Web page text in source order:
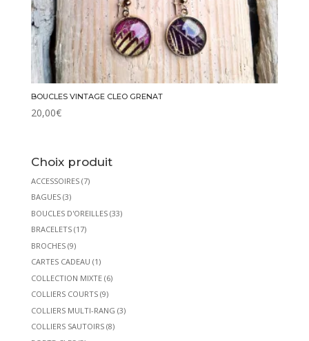
BOUCLES VINTAGE CLEO GRENAT
20,00€
Choix produit
ACCESSOIRES (7)
BAGUES (3)
BOUCLES D'OREILLES (33)
BRACELETS (17)
BROCHES (9)
CARTES CADEAU (1)
COLLECTION MIXTE (6)
COLLIERS COURTS (9)
COLLIERS MULTI-RANG (3)
COLLIERS SAUTOIRS (8)